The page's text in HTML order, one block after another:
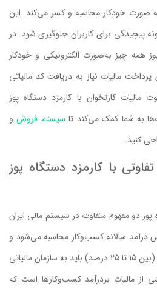
صورت خودکار محاسبه و کسر می‌کند. این
پیچیدگی برای کاربران جلوگیری شود. در
همه چیز به‌صورت الکترونیکی و خودکار
مالیات نیاز به دریافت کد مالیاتی
کارتخوان با کارمزد دستگاه پوز
به شما کمک می‌کند تا سیستم فروشو
کنید.
با کارمزد دستگاه پوز
پوز دو مفهوم متفاوت در سیستم مالی ایران
درآمد سالانه کسب‌وکار محاسبه می‌شود و
درصدی از درآمد مشمول مالیات (بین 15 تا 25 درصد) باید به سازمان مالیاتی
از مالیات بردرآمد کسب‌وکارها است که